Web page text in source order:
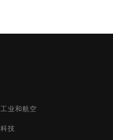
工业和航空
科技